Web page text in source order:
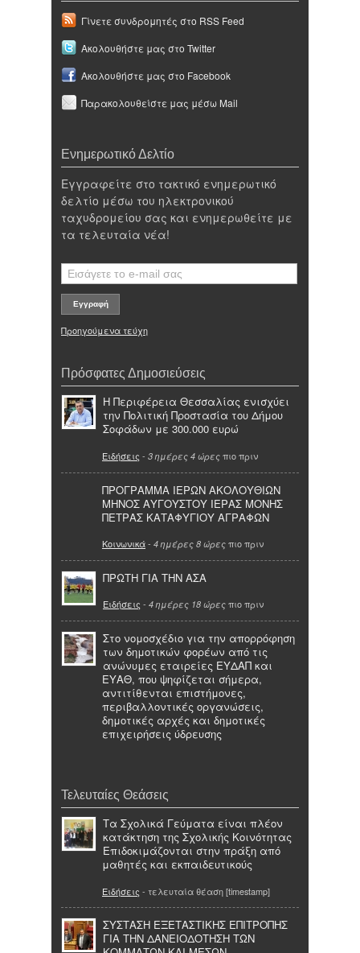
Γίνετε συνδρομητές στο RSS Feed
Ακολουθήστε μας στο Twitter
Ακολουθήστε μας στο Facebook
Παρακολουθείστε μας μέσω Mail
Ενημερωτικό Δελτίο
Εγγραφείτε στο τακτικό ενημερωτικό
δελτίο μέσω του ηλεκτρονικού
ταχυδρομείου σας και ενημερωθείτε με
τα τελευταία νέα!
Προηγούμενα τεύχη
Πρόσφατες Δημοσιεύσεις
Η Περιφέρεια Θεσσαλίας ενισχύει
την Πολιτική Προστασία του Δήμου
Σοφάδων με 300.000 ευρώ
Ειδήσεις - 3 ημέρες 4 ώρες πιο πριν
ΠΡΟΓΡΑΜΜΑ ΙΕΡΩΝ ΑΚΟΛΟΥΘΙΩΝ
ΜΗΝΟΣ ΑΥΓΟΥΣΤΟΥ ΙΕΡΑΣ ΜΟΝΗΣ
ΠΕΤΡΑΣ ΚΑΤΑΦΥΓΙΟΥ ΑΓΡΑΦΩΝ
Κοινωνικά- 4 ημέρες 8 ώρες πιο πριν
ΠΡΩΤΗ ΓΙΑ ΤΗΝ ΑΣΑ
Ειδήσεις - 4 ημέρες 18 ώρες πιο πριν
Στο νομοσχέδιο για την απορρόφηση
των δημοτικών φορέων από τις
ανώνυμες εταιρείες ΕΥΔΑΠ και
ΕΥΑΘ, που ψηφίζεται σήμερα,
αντιτίθενται επιστήμονες,
περιβαλλοντικές οργανώσεις,
δημοτικές αρχές και δημοτικές
επιχειρήσεις ύδρευσης
Τελευταίες Θεάσεις
Τα Σχολικά Γεύματα είναι πλέον
κατάκτηση της Σχολικής Κοινότητας
Επιδοκιμάζονται στην πράξη από
μαθητές και εκπαιδευτικούς
Ειδήσεις - τελευταία θέαση [timestamp]
ΣΥΣΤΑΣΗ ΕΞΕΤΑΣΤΙΚΗΣ ΕΠΙΤΡΟΠΗΣ
ΓΙΑ ΤΗΝ ΔΑΝΕΙΟΔΟΤΗΣΗ ΤΩΝ